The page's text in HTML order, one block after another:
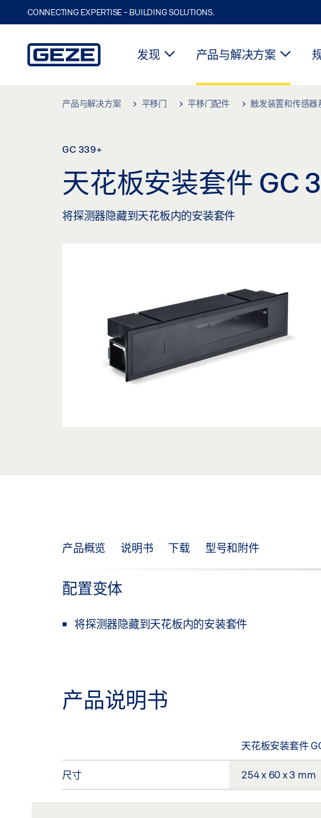
CONNECTING EXPERTISE - BUILDING SOLUTIONS.
发现 产品与解决方案
产品与解决方案 平移门 平移门配件 触发装置和传感器
GC 339+
天花板安装套件 GC
将探测器隐藏到天花板内的安装套件
产品概览 说明书 下载 型号和附件
配置变体
将探测器隐藏到天花板内的安装套件
产品说明书
天花板安装套件
尺寸 254 x 60 x 3 mm